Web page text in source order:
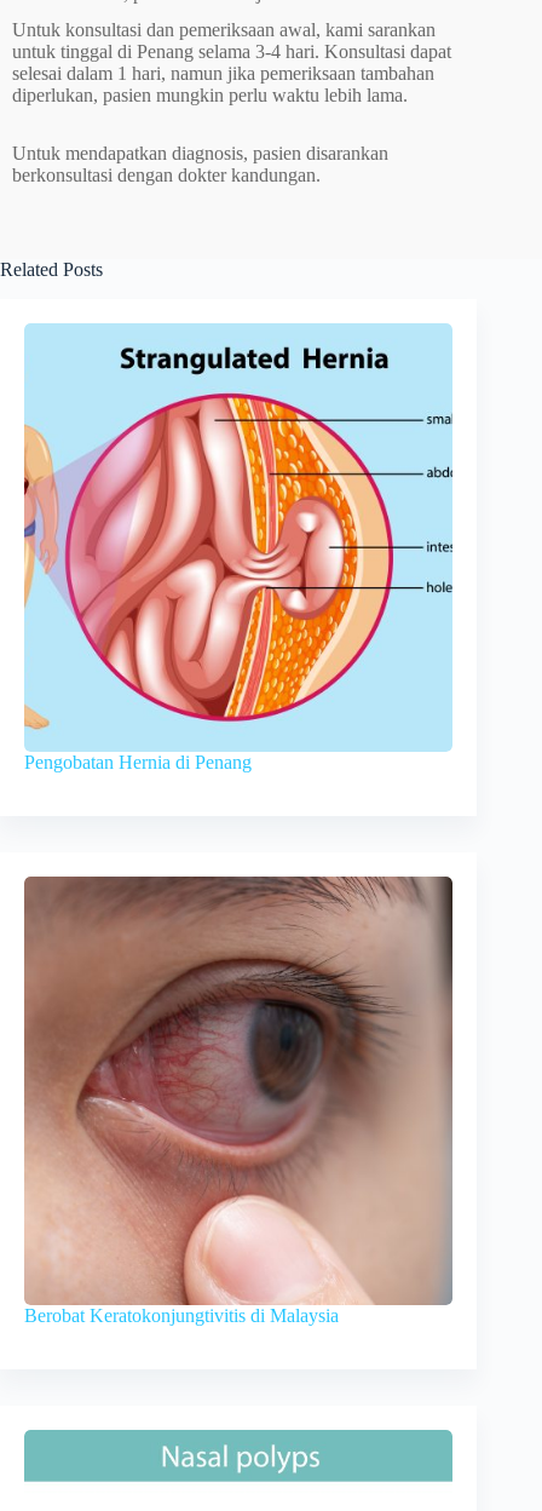
Untuk konsultasi dan pemeriksaan awal, kami sarankan
untuk tinggal di Penang selama 3-4 hari. Konsultasi dapat
selesai dalam 1 hari, namun jika pemeriksaan tambahan
diperlukan, pasien mungkin perlu waktu lebih lama.
Untuk mendapatkan diagnosis, pasien disarankan
berkonsultasi dengan dokter kandungan.
Related Posts
Pengobatan Hernia di Penang
Berobat Keratokonjungtivitis di Malaysia